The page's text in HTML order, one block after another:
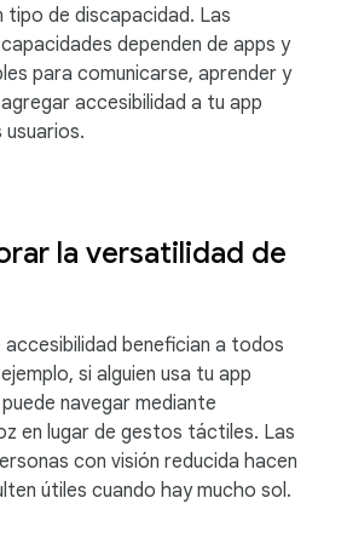
tipo de discapacidad. Las
dependen de apps y
para comunicarse, aprender y
accesibilidad a tu app
usuarios.
la versatilidad de
accesibilidad benefician a todos
si alguien usa tu app
navegar mediante
en lugar de gestos táctiles. Las
con visión reducida hacen
útiles cuando hay mucho sol.